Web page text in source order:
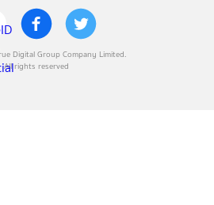
Digital Group Company Limited.
All rights reserved